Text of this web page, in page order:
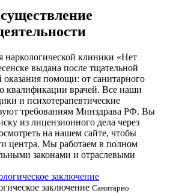
наркологической клиники «Нет
выдана после тщательной
оказания помощи: от санитарного
квалификации врачей. Все наши
и психотерапевтические
требованиям Минздрава РФ. Вы
из лицензионного дела через
на нашем сайте, чтобы
центра. Мы работаем в полном
законами и отраслевыми
заключение Санитарно